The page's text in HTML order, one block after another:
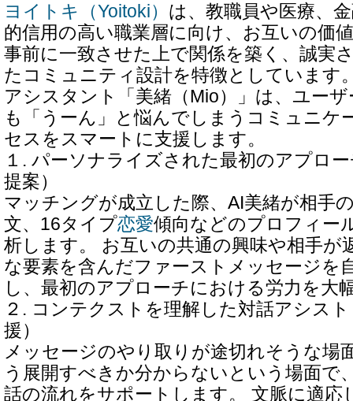
ヨイトキ（Yoitoki） は、教職員や医療、
的信用の高い職業層に向け、お互いの価
事前に一致させた上で関係を築く、誠実
たコミュニティ設計を特徴としています
アシスタント「美緒（Mio）」は、ユー
も「うーん」と悩んでしまうコミュニケ
セスをスマートに支援します。
１. パーソナライズされた最初のアプロ
提案）
マッチングが成立した際、AI美緒が相手
文、16タイプ恋愛傾向などのプロフィー
析します。 お互いの共通の興味や相手が
な要素を含んだファーストメッセージを
し、最初のアプローチにおける労力を大
２. コンテクストを理解した対話アシス
援）
メッセージのやり取りが途切れそうな場
う展開すべきか分からないという場面で
話の流れをサポートします。 文脈に適応